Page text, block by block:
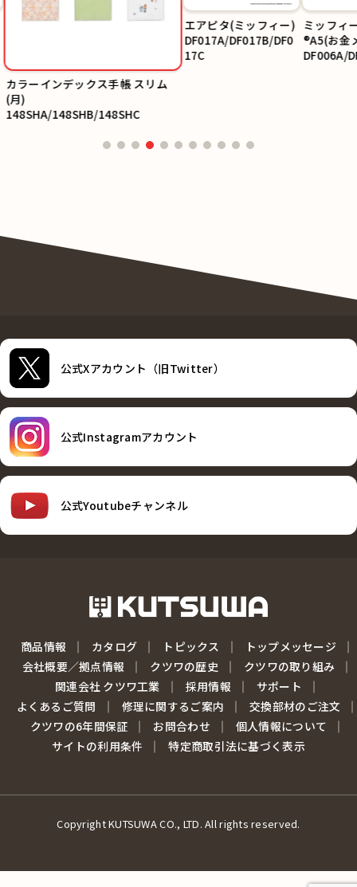
カラーインデックス手帳 スリム
(月)
148SHA/148SHB/148SHC
エアピタ(ミッフィー)
DF017A/DF017B/DF0
17C
ミッフィ
®A5(お金
DF006A/
公式Xアカウント（旧Twitter）
公式Instagramアカウント
公式Youtubeチャンネル
商品情報 カタログ トピックス
トップメッセージ
会社概要／拠点情報
クツワの歴史
クツワの取り組み
関連会社 クツワ工業
採用情報
サポート
よくあるご質問
修理に関するご案内
交換部材のご注文
クツワの6年間保証
お問合わせ
個人情報について
サイトの利用条件
特定商取引法に基づく表示
Copyright KUTSUWA CO., LTD. All rights reserved.